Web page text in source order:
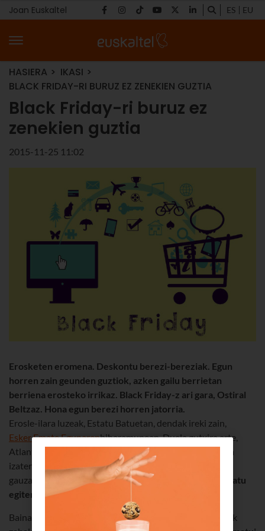
Joan Euskaltel ES EU
HASIERA
IKASI
BLACK FRIDAY-RI BURUZ EZ ZENEKIEN GUZTIA
Black Friday-ri buruz ez
zenekien guztia
2015-11-25 11:02
Erosketen eromena. Deskontu berezi-bereziak. Egun
horren zain geunden guztiok, azken gailu berrietan
berriena erosteko irrikaz. Black Friday-z ari gara, Ostiral
Beltzaz. Hona egun berezi horren jatorria.
Erosle-ilara luzeak, Estatu Batuetan, dendak ireki zain,
Esker Emate Egunarenbiharamunean. Duela gutxira arte,
Atlantikoaren beste aldean zer gertatzen zen begiratzea
izaten den Black Friday-a euskal herritarrentzat, baina
gauzak aldatu egin dira azken urteotan.
Hemen ere ospatu
egiten da orain Ostiral Beltza!
Baina, zer dela eta deitzen zaio Black Friday?
Bertsiorik